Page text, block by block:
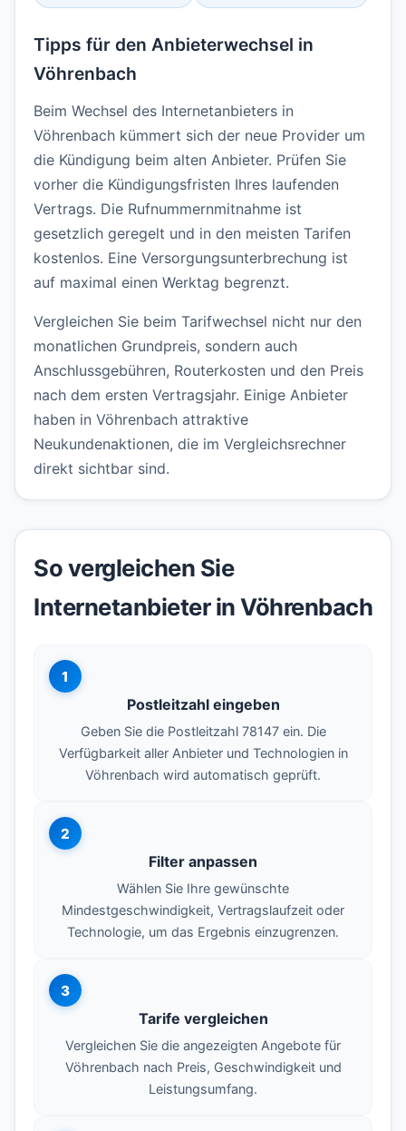
Tipps für den Anbieterwechsel in
Vöhrenbach
Beim Wechsel des Internetanbieters in
Vöhrenbach kümmert sich der neue Provider um
die Kündigung beim alten Anbieter. Prüfen Sie
vorher die Kündigungsfristen Ihres laufenden
Vertrags. Die Rufnummernmitnahme ist
gesetzlich geregelt und in den meisten Tarifen
kostenlos. Eine Versorgungsunterbrechung ist
auf maximal einen Werktag begrenzt.
Vergleichen Sie beim Tarifwechsel nicht nur den
monatlichen Grundpreis, sondern auch
Anschlussgebühren, Routerkosten und den Preis
nach dem ersten Vertragsjahr. Einige Anbieter
haben in Vöhrenbach attraktive
Neukundenaktionen, die im Vergleichsrechner
direkt sichtbar sind.
So vergleichen Sie
Internetanbieter in Vöhrenbach
1
Postleitzahl eingeben
Geben Sie die Postleitzahl 78147 ein. Die
Verfügbarkeit aller Anbieter und Technologien in
Vöhrenbach wird automatisch geprüft.
2
Filter anpassen
Wählen Sie Ihre gewünschte
Mindestgeschwindigkeit, Vertragslaufzeit oder
Technologie, um das Ergebnis einzugrenzen.
3
Tarife vergleichen
Vergleichen Sie die angezeigten Angebote für
Vöhrenbach nach Preis, Geschwindigkeit und
Leistungsumfang.